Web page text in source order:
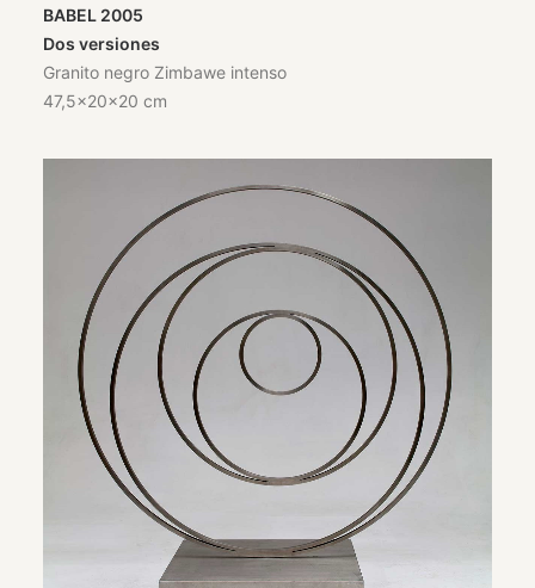
BABEL 2005
Dos versiones
Granito negro Zimbawe intenso
47,5x20x20 cm